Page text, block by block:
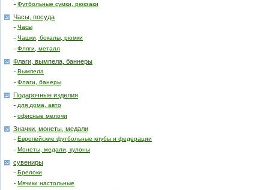
- Футбольные сумки, рюкзаки
Часы, посуда
- Часы
- Чашки, бокалы, рюмки
- Фляги, металл
Флаги, вымпела, баннеры
- Вымпела
- Флаги, банеры
Подарочные изделия
- для дома, авто
- офисные мелочи
Значки, монеты, медали
- Европейские футбольные клубы и федерации
- Монеты, медали, кулоны
сувениры
- Брелоки
- Мячики настольные